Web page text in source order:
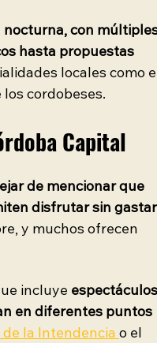
nocturna, con
hasta propuestas
locales como
cordobeses.
Capital
de mencionar que
disfrutar sin gastar
y muchos ofrecen
incluye espectáculos
en diferentes puntos
de la Intendencia o el